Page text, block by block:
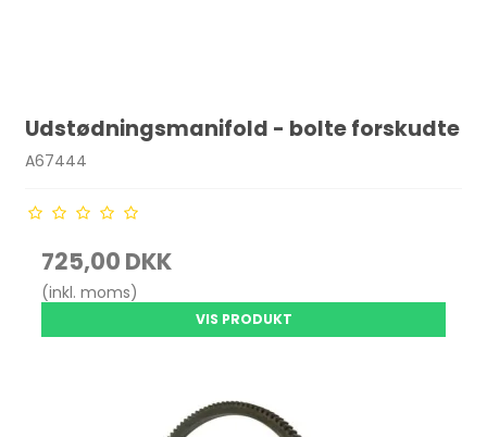
Udstødningsmanifold - bolte forskudte
A67444
725,00 DKK
(inkl. moms)
VIS PRODUKT